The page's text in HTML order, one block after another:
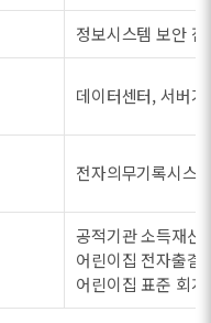
정보시스템 보안
데이터센터, 서버
전자의무기록시스
공적기관 소득재산
어린이집 전자출결
어린이집 표준 회